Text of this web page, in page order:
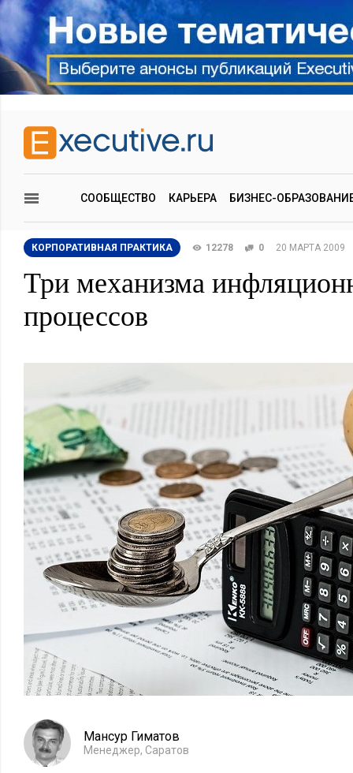
СООБЩЕСТВО КАРЬЕРА БИЗНЕС-
КОРПОРАТИВНАЯ ПРАКТИКА 12278 0 20 МАРТА 2009
Три механизма
процессов
Мансур Гиматов
Менеджер, Саратов